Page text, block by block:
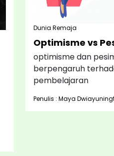
Dunia Remaja
Optimisme vs
optimisme dan
berpengaruh
pembelajaran
Penulis : Maya